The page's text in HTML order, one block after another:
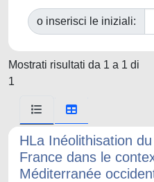
o inserisci le iniziali:
Mostrati risultati da 1 a 1 di
1
HLa Inéolithisation
France dans le
Méditerranée